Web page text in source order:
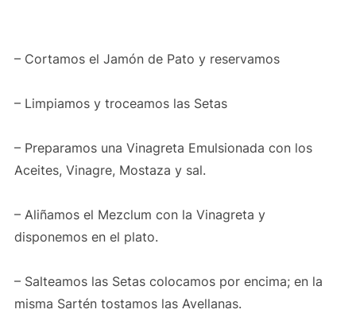
– Cortamos el Jamón de Pato y reservamos
– Limpiamos y troceamos las Setas
– Preparamos una Vinagreta Emulsionada con los
Aceites, Vinagre, Mostaza y sal.
– Aliñamos el Mezclum con la Vinagreta y
disponemos en el plato.
– Salteamos las Setas colocamos por encima; en la
misma Sartén tostamos las Avellanas.